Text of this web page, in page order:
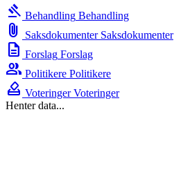
gavel Behandling Behandling
attach_file Saksdokumenter Saksdokumenter
description Forslag Forslag
group Politikere Politikere
how_to_vote Voteringer Voteringer
Henter data...